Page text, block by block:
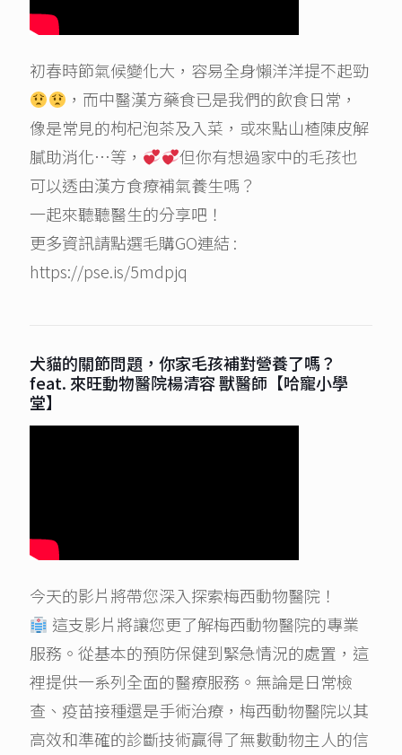
初春時節氣候變化大，容易全身懶洋洋提不起勁
，而中醫漢方藥食已是我們的飲食日常，
像是常見的枸杞泡茶及入菜，或來點山楂陳皮解
膩助消化…等，
但你有想過家中的毛孩也
可以透由漢方食療補氣養生嗎？
一起來聽聽醫生的分享吧！
更多資訊請點選毛購GO連結 :
https://pse.is/5mdpjq
犬貓的關節問題，你家毛孩補對營養了嗎？
feat. 來旺動物醫院楊清容 獸醫師【哈寵小學
堂】
今天的影片將帶您深入探索梅西動物醫院！
這支影片將讓您更了解梅西動物醫院的專業
服務。從基本的預防保健到緊急情況的處置，這
裡提供一系列全面的醫療服務。無論是日常檢
查、疫苗接種還是手術治療，梅西動物醫院以其
高效和準確的診斷技術贏得了無數動物主人的信